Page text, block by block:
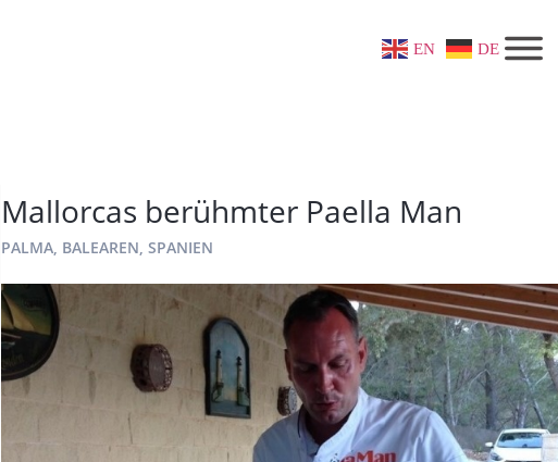
EN DE
Mallorcas berühmter Paella Man
PALMA, BALEAREN, SPANIEN